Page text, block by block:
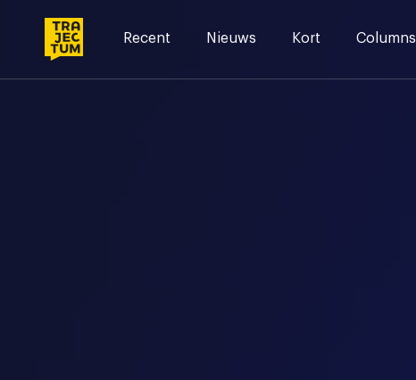
Recent Nieuws Kort Columns